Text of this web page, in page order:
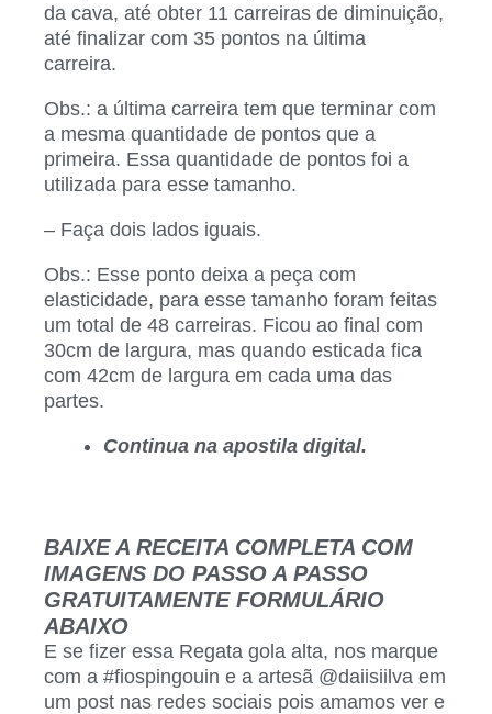
da cava, até obter 11 carreiras de diminuição,
até finalizar com 35 pontos na última
carreira.
Obs.: a última carreira tem que terminar com
a mesma quantidade de pontos que a
primeira. Essa quantidade de pontos foi a
utilizada para esse tamanho.
– Faça dois lados iguais.
Obs.: Esse ponto deixa a peça com
elasticidade, para esse tamanho foram feitas
um total de 48 carreiras. Ficou ao final com
30cm de largura, mas quando esticada fica
com 42cm de largura em cada uma das
partes.
Continua na apostila digital.
BAIXE A RECEITA COMPLETA COM
IMAGENS DO PASSO A PASSO
GRATUITAMENTE FORMULÁRIO
ABAIXO
E se fizer essa Regata gola alta, nos marque
com a #fiospingouin e a artesã @daiisiilva em
um post nas redes sociais pois amamos ver e